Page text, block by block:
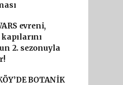
evreni,
2. sezonuyla
BOTANİK